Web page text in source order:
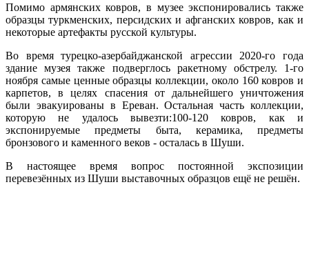
Помимо армянских ковров, в музее экспонировались также
образцы туркменских, персидских и афганских ковров, как и
некоторые артефакты русской культуры.
Во время турецко-азербайджанской агрессии 2020-го года
здание музея также подверглось ракетному обстрелу. 1-го
ноября самые ценные образцы коллекции, около 160 ковров и
карпетов, в целях спасения от дальнейшего уничтожения
были эвакуированы в Ереван. Остальная часть коллекции,
которую не удалось вывезти:100-120 ковров, как и
экспонируемые предметы быта, керамика, предметы
бронзового и каменного веков - осталась в Шуши.
В настоящее время вопрос постоянной экспозиции
перевезённых из Шуши выставочных образцов ещё не решён.